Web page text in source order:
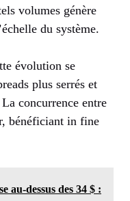
volumes génère
du système.
évolution se
plus serrés et
concurrence entre
bénéficiant in fine
au-dessus des 34 $ :